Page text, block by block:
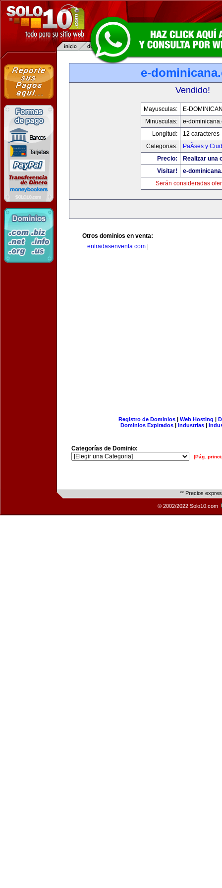
e-
Vendido!
Mayusculas:
E-
Minusculas:
e-
Longitud:
12 caracteres
Categorias:
PaÃ­ses y
Precio:
Realizar una
Visitar!
e-
Serán consideradas
Otros dominios en venta:
entradasenventa.com|
Registro de Dominios| Web Hosting |
Dominios Expirados | Industrias |
Categorías de Dominio:
[Pág.
** Precios
© 2002/2022 Solo10.com